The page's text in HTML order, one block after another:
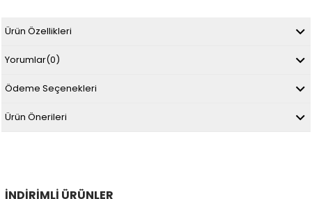
Ürün Özellikleri
Yorumlar(0)
Ödeme Seçenekleri
Ürün Önerileri
İNDIRIMLI ÜRÜNLER